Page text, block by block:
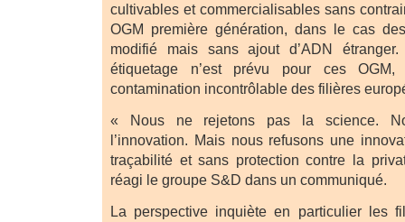
cultivables et commercialisables sans
OGM première génération, dans le cas
modifié mais sans ajout d’ADN
étiquetage n’est prévu pour ces
contamination incontrôlable des filières
« Nous ne rejetons pas la science.
l’innovation. Mais nous refusons une
traçabilité et sans protection contre la
réagi le groupe S&D dans un communiqué.
La perspective inquiète en particulier les